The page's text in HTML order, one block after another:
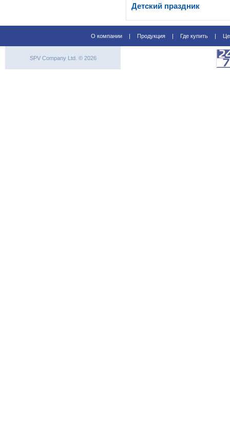
Детский праздник
О компании | Продукция | Где купить |
SPV Company Ltd. © 2026